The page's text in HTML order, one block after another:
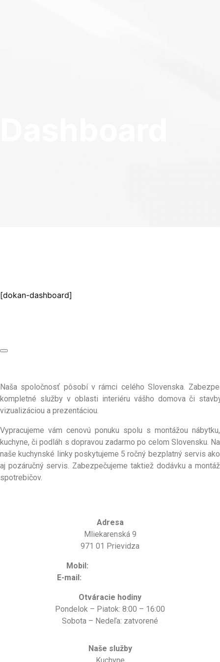
[dokan-dashboard]
Naša spoločnosť pôsobí v rámci celého Slovenska.
kompletné služby v oblasti interiéru vášho domova či
vizualizáciou a prezentáciou.
Vypracujeme vám cenovú ponuku spolu s montážou nábytku,
kuchyne, či podláh s dopravou zadarmo po celom Slovensku. Na
naše kuchynské linky poskytujeme 5 ročný bezplatný servis ako
aj pozáručný servis. Zabezpečujeme taktiež dodávku a montáž
spotrebičov.
Adresa
Mliekarenská 9
971 01 Prievidza
Mobil:
E-mail:
Otváracie hodiny
Pondelok – Piatok: 8:00 – 16:00
Sobota – Nedeľa: zatvorené
Naše služby